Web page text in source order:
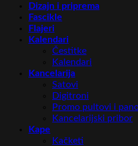
Dizajn i priprema
Fascikle
Flajeri
Kalendari
Čestitke
Kalendari
Kancelarija
Satovi
Digitroni
Promo pultovi i
Kancelarijski pribor
Kape
Kačketi